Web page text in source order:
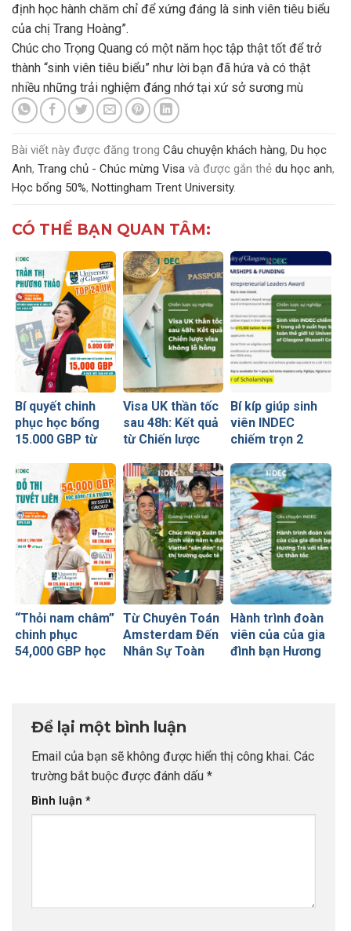
định học hành chăm chỉ để xứng đáng là sinh viên tiêu biểu
của chị Trang Hoàng”.
Chúc cho Trọng Quang có một năm học tập thật tốt để trở
thành “sinh viên tiêu biểu” như lời bạn đã hứa và có thật
nhiều những trải nghiệm đáng nhớ tại xứ sở sương mù
Bài viết này được đăng trong Câu chuyện khách hàng, Du học
Anh, Trang chủ - Chúc mừng Visa và được gắn thẻ du học anh,
Học bổng 50%, Nottingham Trent University.
CÓ THỂ BẠN QUAN TÂM:
Bí quyết chinh
phục học bổng
15.000 GBP từ
Glasgow của nữ
sinh Ngoại
thương
Visa UK thần tốc
sau 48h: Kết quả
từ Chiến lược
hổng
Bí kíp giúp sinh
viên INDEC
chiếm trọn 2
học bổng toàn
thế giới từ
University of
Glasgow
(Russell Group)
“Thỏi nam châm”
chinh phục
54,000 GBP học
Từ Chuyên Toán
Amsterdam Đến
Nhân Sự Toàn
Công Vượt Bậc
Hành trình đoàn
viên của của gia
đình bạn Hương
Để lại một bình luận
Email của bạn sẽ không được hiển thị công khai. Các
trường bắt buộc được đánh dấu *
Bình luận *